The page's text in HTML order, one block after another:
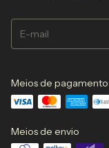
Meios de pagamento
Meios de envio